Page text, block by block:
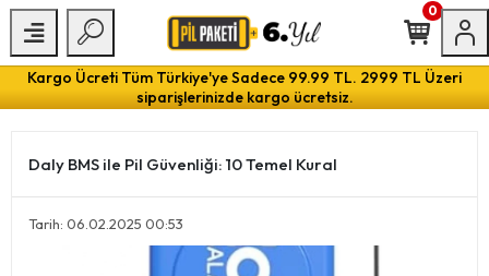
Kargo Ücreti Tüm Türkiye'ye Sadece 99.99 TL. 2999 TL Üzeri
siparişlerinizde kargo ücretsiz.
0
Daly BMS ile Pil Güvenliği: 10 Temel Kural
Tarih: 06.02.2025 00:53